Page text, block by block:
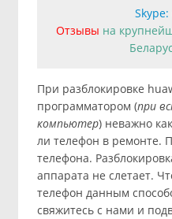
Skype:
Отзывы на
При разблокировке
программатором (при
компьютер) неважно
ли телефон в ремонте.
телефона.
аппарата не слетает.
телефон данным
свяжитесь с нами и